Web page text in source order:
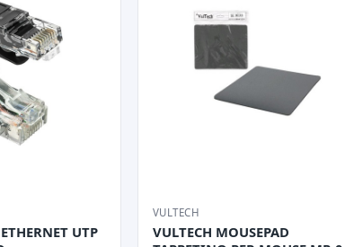
UTP
VULTECH
VULTECH MOUSEPAD